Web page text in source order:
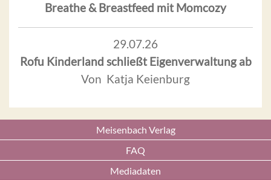
Breathe & Breastfeed mit Momcozy
29.07.26
Rofu Kinderland schließt Eigenverwaltung ab
Von Katja Keienburg
Meisenbach Verlag
FAQ
Mediadaten